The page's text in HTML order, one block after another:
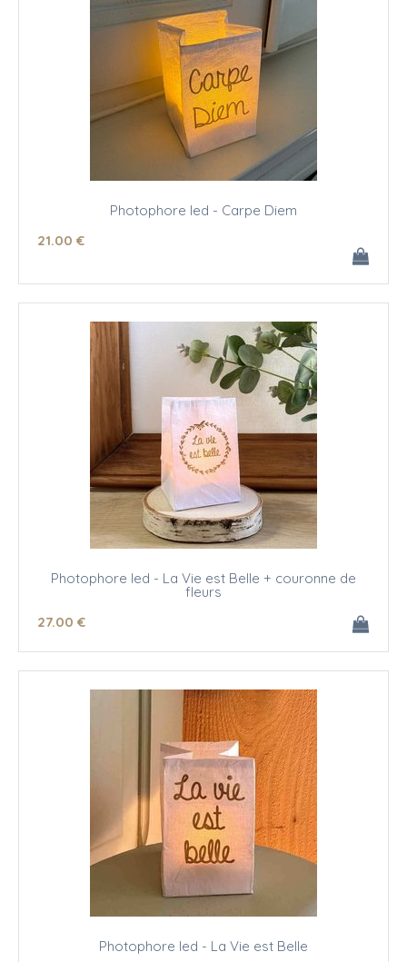
Photophore led - Carpe Diem
21.00 €
Photophore led - La Vie est Belle + couronne de
fleurs
27.00 €
Photophore led - La Vie est Belle